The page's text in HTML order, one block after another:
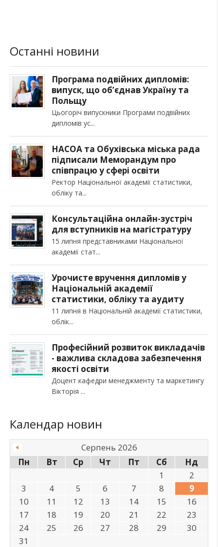
Останні новини
Програма подвійних дипломів:
випуск, що об’єднав Україну та
Польщу
Цьогоріч випускники Програми подвійних
дипломів ус
НАСОА та Обухівська міська рада
підписали Меморандум про
співпрацю у сфері освіти
Ректор Національної академії статистики,
обліку та
Консультаційна онлайн-зустріч
для вступників на магістратуру
15 липня представниками Національної
академії стат
Урочисте вручення дипломів у
Національній академії
статистики, обліку та аудиту
11 липня в Національній академії статистики,
облік
Професійний розвиток викладачів
- важлива складова забезпечення
якості освіти
Доцент кафедри менеджменту та маркетингу
Вікторія
Календар новин
Серпень 2026
Пн
Вт Ср Чт Пт Сб
Нд
1
2
3
4 5 6 7 8
9
10
11 12 13 14 15
16
17
18 19 20 21 22
23
24
25 26 27 28 29
30
31